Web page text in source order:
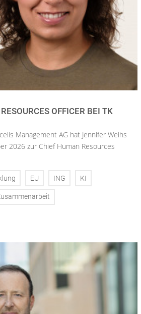
OFFICER BEI TK
Management AG hat Jennifer Weihs
2026 zur Chief Human Resources
EU ING KI